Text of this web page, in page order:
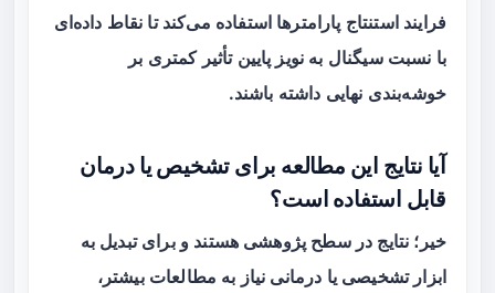
فرایند استنتاج پارامترها استفاده می‌کند تا نقاط داده‌ای
با نسبت سیگنال به نویز پایین تأثیر کمتری بر
خوشه‌بندی نهایی داشته باشند.
آیا نتایج این مطالعه برای تشخیص یا درمان
قابل استفاده است؟
خیر؛ نتایج در سطح پژوهشی هستند و برای تبدیل به
ابزار تشخیصی یا درمانی نیاز به مطالعات بیشتر،